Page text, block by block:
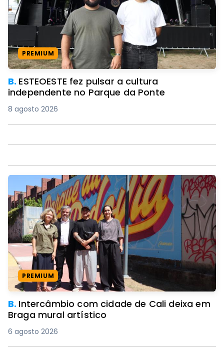
PREMIUM
B. ESTEOESTE fez pulsar a cultura
independente no Parque da Ponte
8 agosto 2026
PREMIUM
B. Intercâmbio com cidade de Cali deixa em
Braga mural artístico
6 agosto 2026